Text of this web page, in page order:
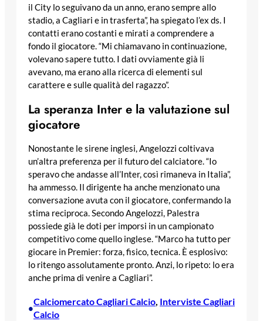
il City lo seguivano da un anno, erano sempre allo
stadio, a Cagliari e in trasferta”, ha spiegato l’ex ds. I
contatti erano costanti e mirati a comprendere a
fondo il giocatore. “Mi chiamavano in continuazione,
volevano sapere tutto. I dati ovviamente già li
avevano, ma erano alla ricerca di elementi sul
carattere e sulle qualità del ragazzo”.
La speranza Inter e la valutazione sul
giocatore
Nonostante le sirene inglesi, Angelozzi coltivava
un’altra preferenza per il futuro del calciatore. “Io
speravo che andasse all’Inter, così rimaneva in Italia”,
ha ammesso. Il dirigente ha anche menzionato una
conversazione avuta con il giocatore, confermando la
stima reciproca. Secondo Angelozzi, Palestra
possiede già le doti per imporsi in un campionato
competitivo come quello inglese. “Marco ha tutto per
giocare in Premier: forza, fisico, tecnica. È esplosivo:
lo ritengo assolutamente pronto. Anzi, lo ripeto: lo era
anche prima di venire a Cagliari”.
•
Calciomercato Cagliari Calcio, Interviste Cagliari
Calcio